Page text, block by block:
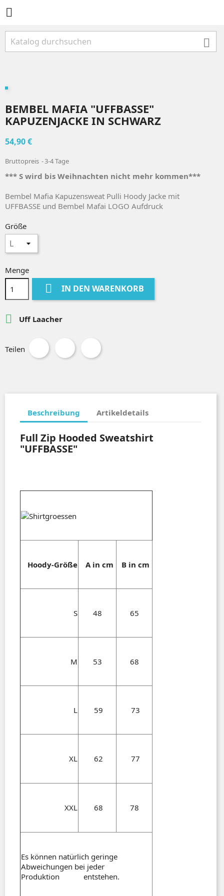


BEMBEL MAFIA "UFFBASSE"
KAPUZENJACKE IN SCHWARZ
54,90 €
Bruttopreis 3-4 Tage
*** S wird bis Weihnachten nicht mehr kommen***
Bembel Mafia Kapuzensweat Pulli Hoody Jacke mit
UFFBASSE und Bembel Mafai LOGO Aufdruck
Größe
Menge
 IN DEN WARENKORB
 Uff Laacher
Teilen
Beschreibung Artikeldetails
Full Zip Hooded Sweatshirt
"UFFBASSE"
Hoody-Größe A in cm B in cm
S 48 65
M 53 68
L 59 73
XL 62 77
XXL 68 78
Es können natürlich geringe
Abweichungen bei jeder
Produktion entstehen.